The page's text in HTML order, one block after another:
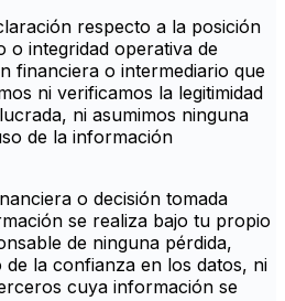
respecto a la posición
o integridad operativa de
financiera o intermediario que
ni verificamos la legitimidad
ni asumimos ninguna
de la información
o decisión tomada
se realiza bajo tu propio
de ninguna pérdida,
la confianza en los datos, ni
cuya información se